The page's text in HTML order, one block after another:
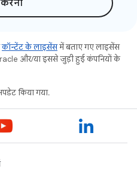
कॉन्टेंट के लाइसेंसमें बताए गए लाइसेंस
और/या इससे जुड़ी हुई कंपनियों के
किया गया.